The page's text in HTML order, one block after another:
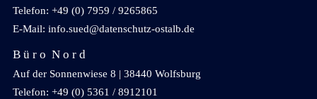
Telefon: +49 (0) 7959 / 9265865
E-Mail: info.sued@datenschutz-ostalb.de
B ü r o N o r d
Auf der Sonnenwiese 8 | 38440 Wolfsburg
Telefon: +49 (0) 5361 / 8912101